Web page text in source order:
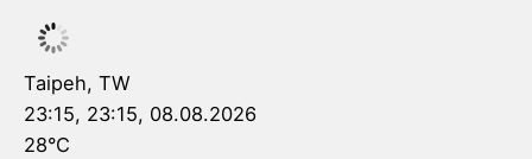
Taipeh, TW
23:15, 23:15, 08.08.2026
28°C